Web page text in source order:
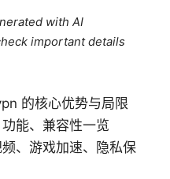
with AI
important details
的核心优势与局限
能、兼容性一览
、游戏加速、隐私保